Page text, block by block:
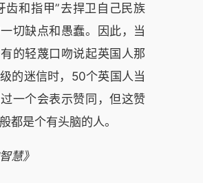
齿和指甲”去捍卫自己民族
切缺点和愚蠢。因此，当
的轻蔑口吻说起英国人那
的迷信时，50个英国人当
一个会表示赞同，但这赞
都是个有头脑的人。
慧》